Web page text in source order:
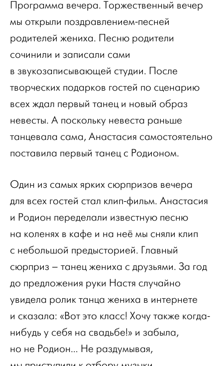
Программа вечера. Торжественный вечер
мы открыли поздравлением-песней
родителей жениха. Песню родители
сочинили и записали сами
в звукозаписывающей студии. После
творческих подарков гостей по сценарию
всех ждал первый танец и новый образ
невесты. А поскольку невеста раньше
танцевала сама, Анастасия самостоятельно
поставила первый танец с Родионом.
Один из самых ярких сюрпризов вечера
для всех гостей стал клип-фильм. Анастасия
и Родион переделали известную песню
на коленях в кафе и на неё мы сняли клип
с небольшой предысторией. Главный
сюрприз – танец жениха с друзьями. За год
до предложения руки Настя случайно
увидела ролик танца жениха в интернете
и сказала: «Вот это класс! Хочу также когда-
нибудь у себя на свадьбе!» и забыла,
но не Родион… Не раздумывая,